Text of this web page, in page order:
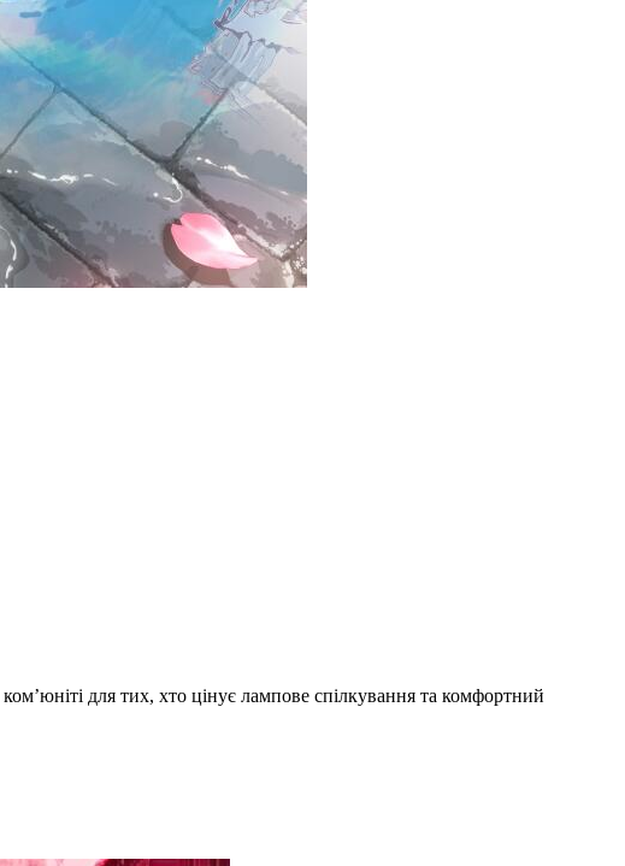
для тих, хто цінує лампове спілкування та комфортний